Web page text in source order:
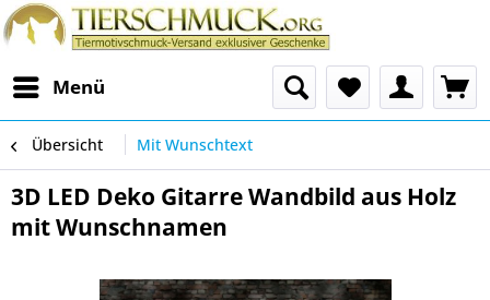
Menü
Übersicht Mit Wunschtext
3D LED Deko Gitarre Wandbild aus Holz
mit Wunschnamen